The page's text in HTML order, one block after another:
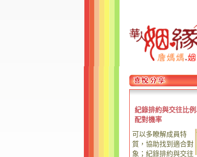
紀錄排約與交往比
配對機率
可以多瞭解成員特
質，協助找到適合對
象；紀錄排約與交往